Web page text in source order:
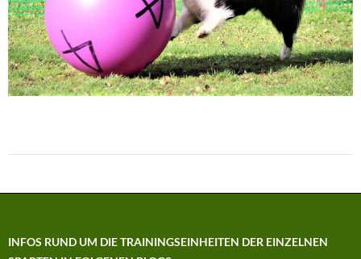
INFOS RUND UM DIE TRAININGSEINHEITEN DER EINZELNEN